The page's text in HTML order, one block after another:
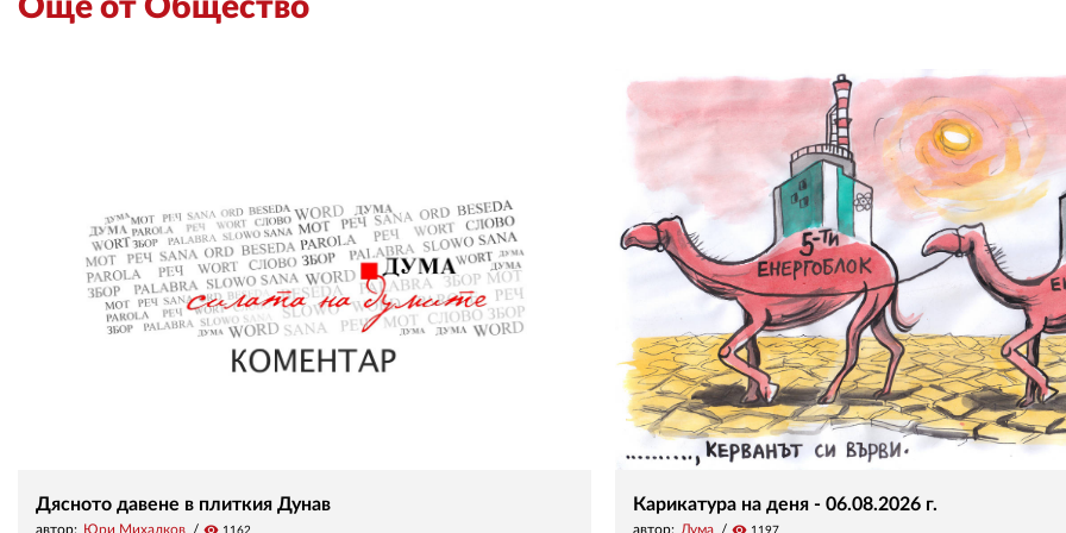
Още от Общество
Дясното давене в плиткия Дунав
автор: Юри Михалков
Карикатура на деня - 06.08.2026 г.
автор: Дума